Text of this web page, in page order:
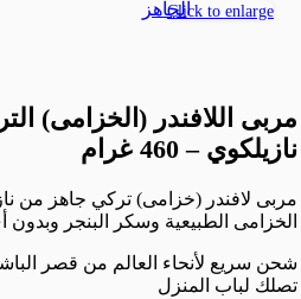
Click to enlarge
مربى اللافندر (الخزامى)
نازيلكوي – 460 غرام
مربى لافندر (خزامى) تركي جاهز من
الخزامى الطبيعية وسكر البنجر
تصلك لباب المنزل